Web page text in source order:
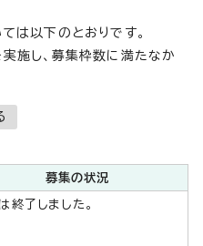
は以下のとおりです。
実施し、募集枠数に満たなか
募集の状況
終了しました。